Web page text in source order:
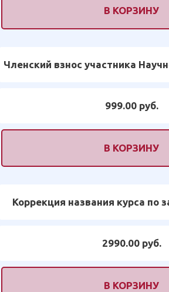
В КОРЗИНУ
Членский взнос участника
999.00 руб.
В КОРЗИНУ
Коррекция названия курса по
2990.00 руб.
В КОРЗИНУ